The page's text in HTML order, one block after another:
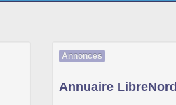
Annonces
Annuaire LibreNord